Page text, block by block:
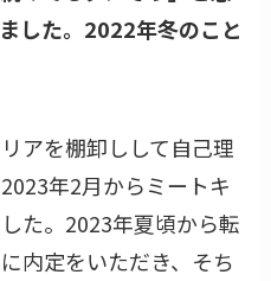
した。2022年冬のこと
アを棚卸しして自己理
年2月からミートキ
た。2023年夏頃から転
内定をいただき、そち